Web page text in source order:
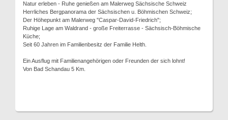
Natur erleben - Ruhe genießen am Malerweg Sächsische Schweiz
Herrliches Bergpanorama der Sächsischen u. Böhmischen Schweiz;
Der Höhepunkt am Malerweg "Caspar-David-Friedrich";
Ruhige Lage am Waldrand - große Freiterrasse - Sächsisch-Böhmische
Küche;
Seit 60 Jahren im Familienbesitz der Familie Helth.
Ein Ausflug mit Familienangehörigen oder Freunden der sich lohnt!
Von Bad Schandau 5 Km.